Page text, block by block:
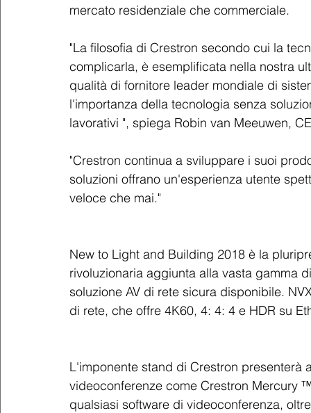
mercato residenziale che commerciale.
"La filosofia di Crestron secondo cui la
complicarla, è esemplificata nella nostra
qualità di fornitore leader mondiale di
l'importanza della tecnologia senza
lavorativi ", spiega Robin van Meeuwen,
"Crestron continua a sviluppare i suoi
soluzioni offrano un'esperienza utente
veloce che mai."
New to Light and Building 2018 è la
rivoluzionaria aggiunta alla vasta gamma
soluzione AV di rete sicura disponibile.
di rete, che offre 4K60, 4: 4: 4 e HDR su
L'imponente stand di Crestron presenterà
videoconferenze come Crestron Mercury
qualsiasi software di videoconferenza,